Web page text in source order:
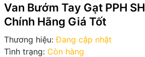
Van Bướm Tay Gạt PPH
Chính Hãng Giá Tốt
Thương hiệu: Đang cập nhật
Tình trạng: Còn hàng